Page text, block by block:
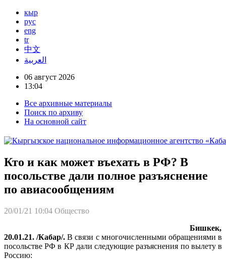
кыр
рус
eng
tr
中文
العربية
06 август 2026
13:04
Все архивные материалы
Поиск по архиву
На основной сайт
Кто и как может въехать в РФ? В
посольстве дали полное разъяснение
по авиасообщениям
20/01/21 10:04 Общество
Бишкек,
20.01.21. /Кабар/. В связи с многочисленными обращениями в
посольстве РФ в КР дали следующие разъяснения по вылету в
Россию: